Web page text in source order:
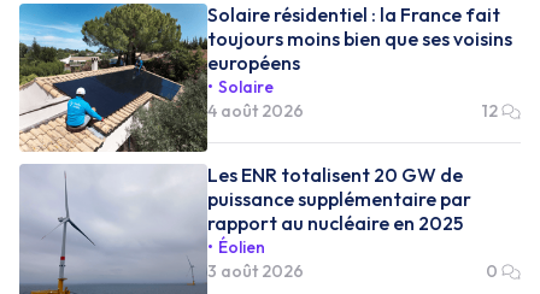
Solaire résidentiel : la France fait
toujours moins bien que ses voisins
européens
Solaire
4 août 2026
12
Les ENR totalisent 20 GW de
puissance supplémentaire par
rapport au nucléaire en 2025
Éolien
3 août 2026
0